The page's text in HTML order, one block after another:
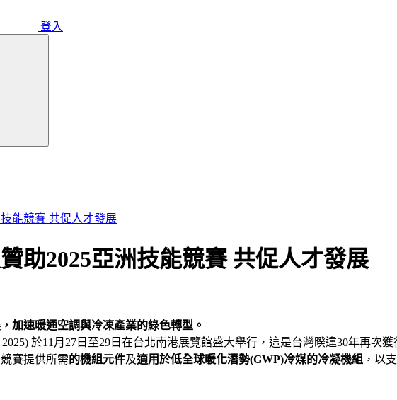
登入
能競賽 共促人才發展
助2025亞洲技能競賽 共促人才發展
加速暖通空調與冷凍產業的綠色轉型。
2025) 於11月27日至29日在台北南港展覽館盛大舉行，這是台灣睽違30年再
競賽提供所需的機組元件及適用於低全球暖化潛勢(GWP)冷媒的冷凝機組 ，以